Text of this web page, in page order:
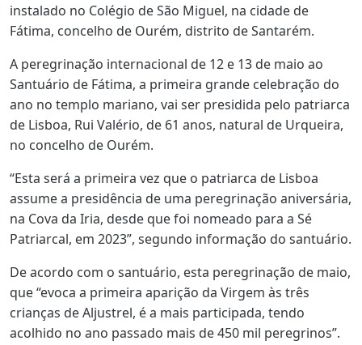
instalado no Colégio de São Miguel, na cidade de
Fátima, concelho de Ourém, distrito de Santarém.
A peregrinação internacional de 12 e 13 de maio ao
Santuário de Fátima, a primeira grande celebração do
ano no templo mariano, vai ser presidida pelo patriarca
de Lisboa, Rui Valério, de 61 anos, natural de Urqueira,
no concelho de Ourém.
“Esta será a primeira vez que o patriarca de Lisboa
assume a presidência de uma peregrinação aniversária,
na Cova da Iria, desde que foi nomeado para a Sé
Patriarcal, em 2023”, segundo informação do santuário.
De acordo com o santuário, esta peregrinação de maio,
que “evoca a primeira aparição da Virgem às três
crianças de Aljustrel, é a mais participada, tendo
acolhido no ano passado mais de 450 mil peregrinos”.